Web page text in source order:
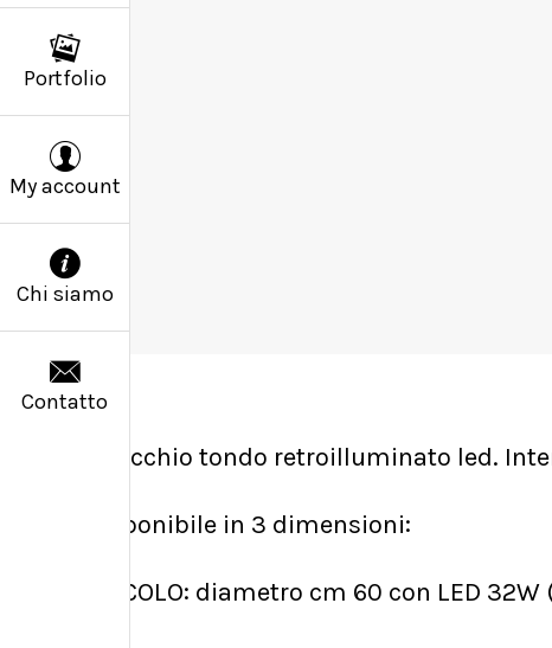
Portfolio
My account
Chi siamo
Contatto
Specchio tondo retroilluminato led.
Disponibile in 3 dimensioni:
PICCOLO: diametro cm 60 con LED